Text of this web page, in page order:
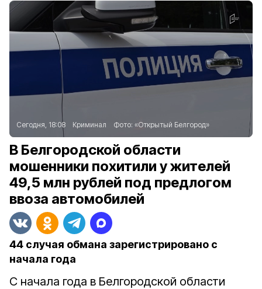
Сегодня, 18:08 Криминал Фото: «Открытый Белгород»
В Белгородской области
мошенники похитили у жителей
49,5 млн рублей под предлогом
ввоза автомобилей
44 случая обмана зарегистрировано с
начала года
С начала года в Белгородской области